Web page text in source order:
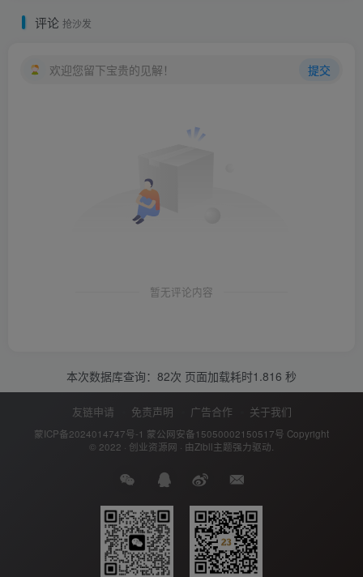
评论 抢沙发
欢迎您留下宝贵的见解！ 提交
暂无评论内容
本次数据库查询：82次 页面加载耗时1.816 秒
友链申请 免责声明 广告合作 关于我们
蒙ICP备2024014747号-1 蒙公网安备15050002150517号 Copyright
© 2022 · 创业资源网 · 由Zibll主题强力驱动.